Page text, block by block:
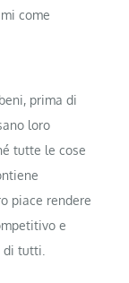
come
prima di
loro
tutte le cose
piace rendere
e
tutti.